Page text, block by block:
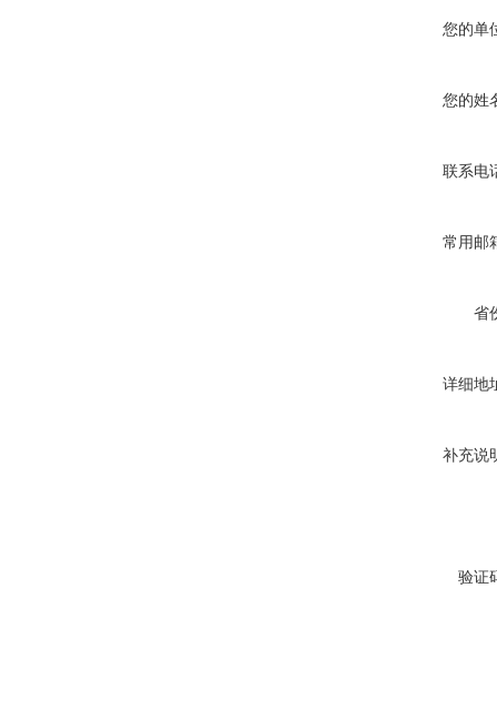
您的单
您的姓
联系电
常用邮
省
详细地
补充说
验证